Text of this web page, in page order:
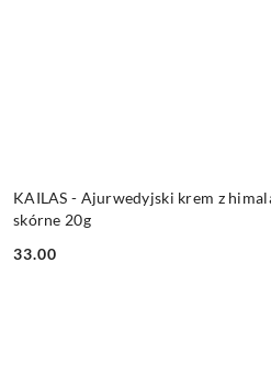
KAILAS - Ajurwedyjski krem z
skórne 20g
Cena:
33.00